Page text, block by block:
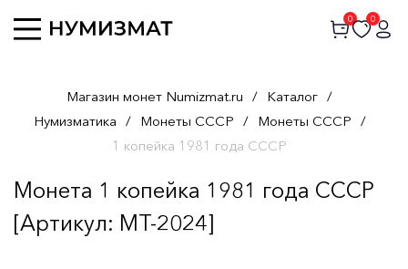
0 0
Магазин монет Numizmat.ru / Каталог /
Нумизматика / Монеты СССР / Монеты СССР /
1 копейка 1981 года СССР
Монета 1 копейка 1981 года СССР
[Артикул: MT-2024]